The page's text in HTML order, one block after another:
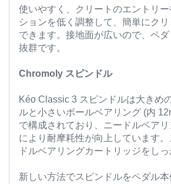
使いやすく、クリートのエントリ
ションを低く調整して、簡単にク
できます。接地面が広いので、ペ
抜群です。
Chromoly スピンドル
Kéo Classic 3 スピンドルは大きめ
ルと小さいボールベアリング (内
で構成されており、ニードルベア
により耐摩耗性が向上しています
ドルベアリングカートリッジをしっ
新しい方法でスピンドルをペダル